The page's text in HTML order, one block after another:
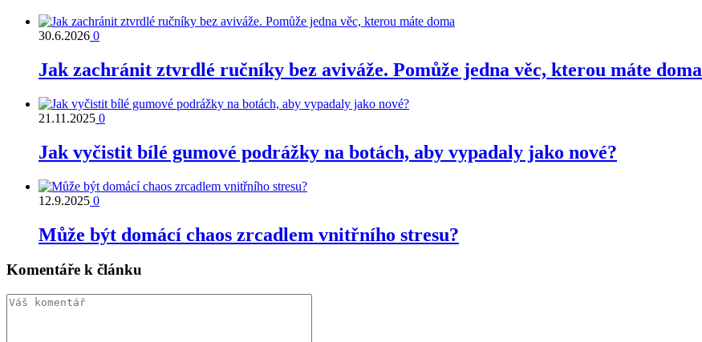
30.6.2026 0
Jak zachránit ztvrdlé ručníky bez aviváže. Pomůže jedna věc, kterou máte doma
21.11.2025 0
Jak vyčistit bílé gumové podrážky na botách, aby vypadaly jako nové?
12.9.2025 0
Může být domácí chaos zrcadlem vnitřního stresu?
Komentáře k článku